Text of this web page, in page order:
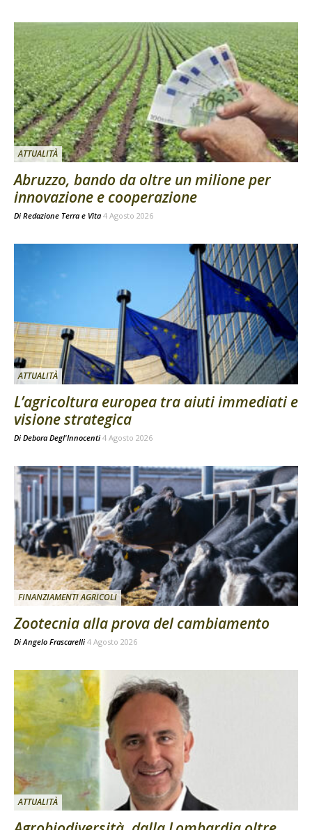
ATTUALITÀ
Abruzzo, bando da oltre un milione per
innovazione e cooperazione
Di Redazione Terra e Vita 4 Agosto 2026
ATTUALITÀ
L’agricoltura europea tra aiuti immediati e
visione strategica
Di Debora Degl'Innocenti 4 Agosto 2026
FINANZIAMENTI AGRICOLI
Zootecnia alla prova del cambiamento
DiAngelo Frascarelli 4 Agosto 2026
ATTUALITÀ